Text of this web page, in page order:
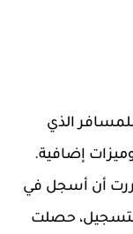
للمسافر الذي
من عروض خاصة وميزات إضافية.
قررت أن أسجل في
التسجيل، حصلت